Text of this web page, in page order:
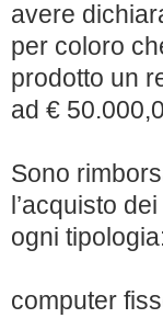
avere
per coloro
prodotto un
ad €
Sono
l’acquisto
ogni
computer